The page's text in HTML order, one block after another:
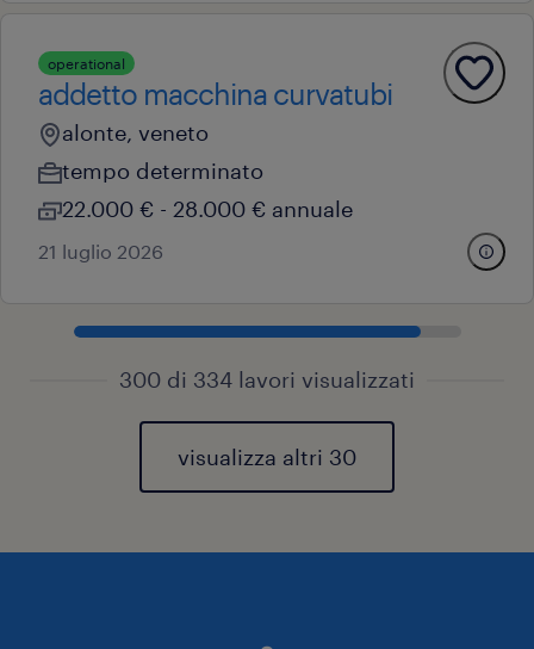
operational
addetto macchina curvatubi
alonte, veneto
tempo determinato
22.000 € - 28.000 € annuale
21 luglio 2026
300 di 334 lavori visualizzati
visualizza altri 30